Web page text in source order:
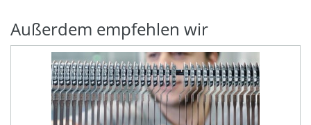
Außerdem empfehlen wir